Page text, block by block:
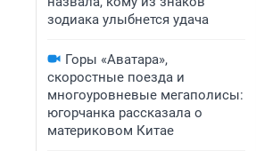
зодиака улыбнется удача
Горы «Аватара»,
скоростные поезда и
многоуровневые мегаполисы:
югорчанка рассказала о
материковом Китае